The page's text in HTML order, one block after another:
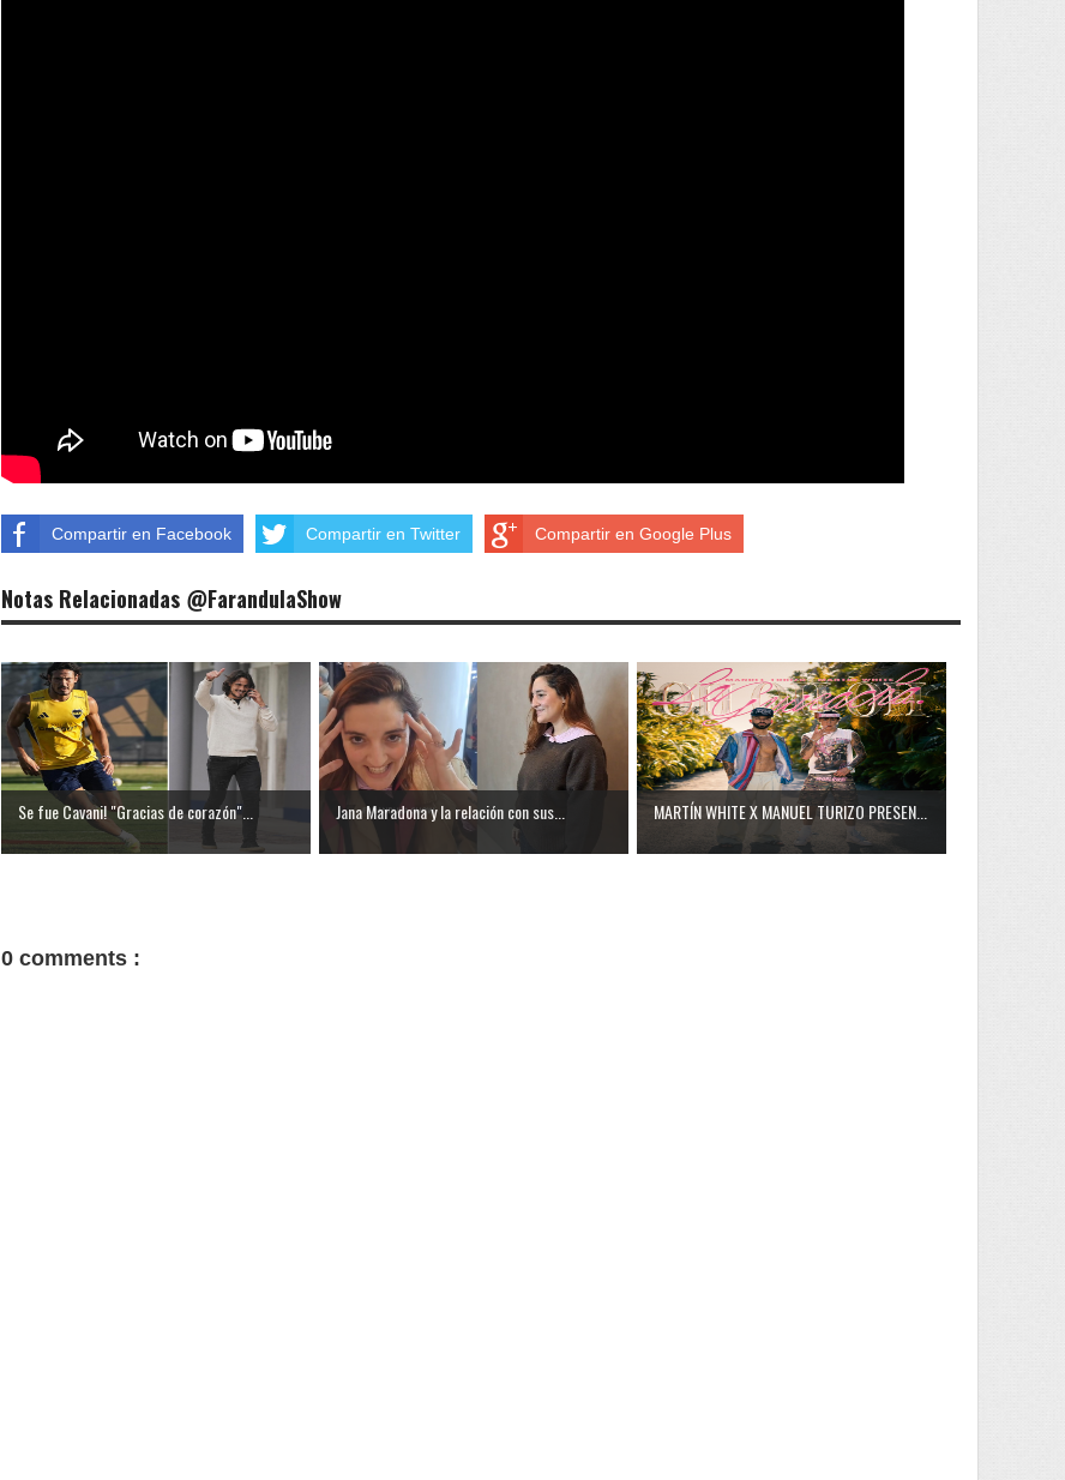
Compartir en Facebook Compartir en Twitter Compartir en Google Plus
Notas Relacionadas @FarandulaShow
Se fue Cavani! "Gracias de corazón"... Jana Maradona y la relación con sus... MARTÍN WHITE X MANUEL TURIZO PRESEN...
0 comments :